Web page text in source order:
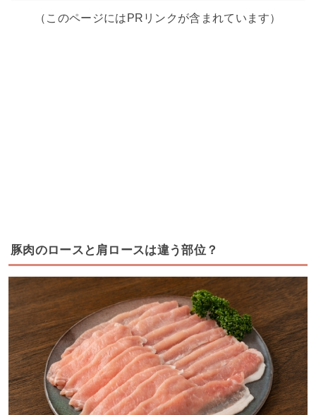
（このページにはPRリンクが含まれています）
豚肉のロースと肩ロースは違う部位？